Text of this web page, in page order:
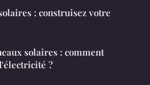
: construisez votre
solaires : comment
?